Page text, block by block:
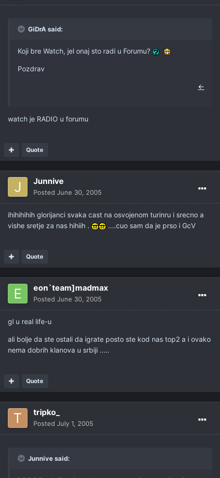
GiDrA said:
Koji bre Watch, jel onaj sto radi u Forumu?
Pozdrav
←
watch je RADIO u forumu
Quote
Junnive
Posted June 30, 2005
ihihihihih glorijanci svaka cast na osvojenom turinru i srecno a
vishe sretje za nas hihiih .
....cuo sam da je prso i GcV
Quote
eon`team]madmax
Posted June 30, 2005
gl u real life-u
ali bolje da ste ostali da igrate posto ste kod nas top2 a i ovako
nema dobrih klanova u srbiji .....
Quote
tripko_
Posted July 1, 2005
Junnive said: